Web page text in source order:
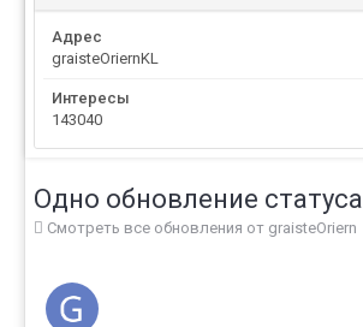
Адрес
graisteOriernKL
Интересы
143040
Одно обновление статуса
Смотреть все обновления от graisteOriern